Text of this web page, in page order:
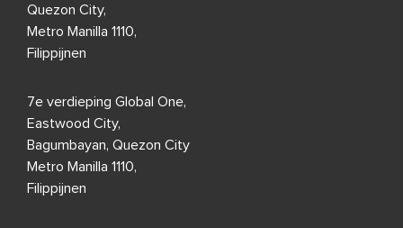
Quezon City,
Metro Manilla 1110,
Filippijnen
7e verdieping Global One,
Eastwood City,
Bagumbayan, Quezon City
Metro Manilla 1110,
Filippijnen